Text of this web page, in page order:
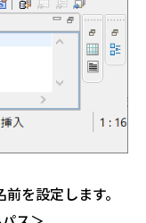
を設定します。